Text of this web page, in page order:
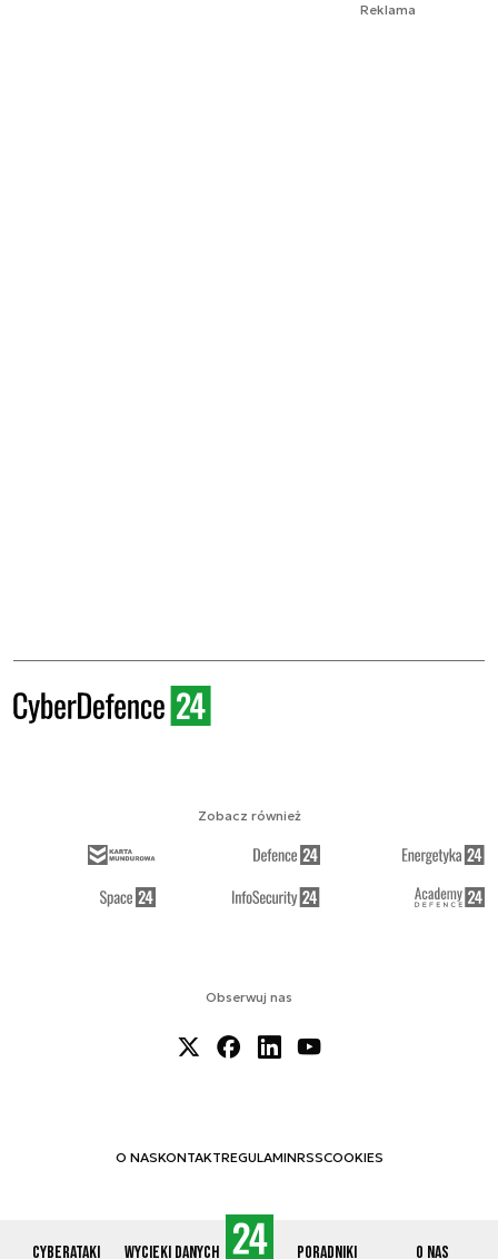
Cyberataki Wycieki danych Poradniki O nas
Reklama
Obserwuj nas
O NASKONTAKTREGULAMINRSSCOOKIES
Zobacz również